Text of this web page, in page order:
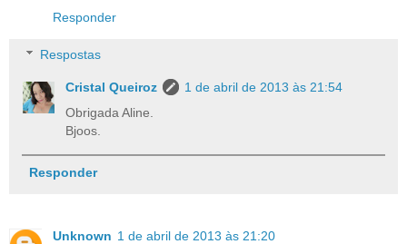
Responder
Respostas
Cristal Queiroz
1 de abril de 2013 às 21:54
Obrigada Aline.
Bjoos.
Responder
Unknown 1 de abril de 2013 às 21:20